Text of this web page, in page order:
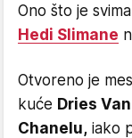
Ono što je
Hedi Slimane
Otvoreno je
kuće Dries
Chanelu, iako